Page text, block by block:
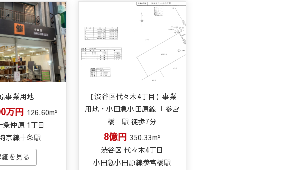
事業用地
万円 126.60m²
条仲原 1丁目
京線十条駅
【渋谷区代々木4丁目】事業
用地・小田急小田原線 「参宮
橋」駅 徒歩7分
8億円 350.33m²
渋谷区 代々木4丁目
小田急小田原線参宮橋駅